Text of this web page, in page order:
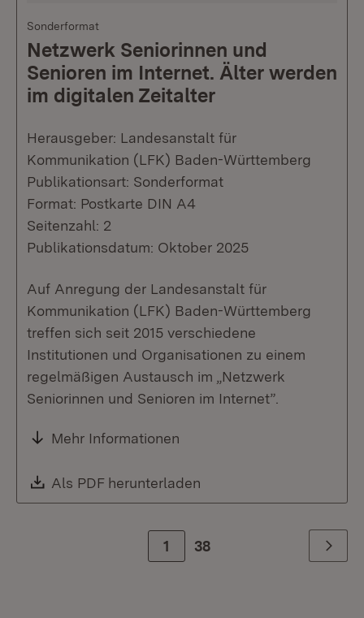
Sonderformat
Netzwerk Seniorinnen und
Senioren im Internet. Älter werden
im digitalen Zeitalter
Herausgeber: Landesanstalt für
Kommunikation (LFK) Baden-Württemberg
Publikationsart: Sonderformat
Format: Postkarte DIN A4
Seitenzahl: 2
Publikationsdatum: Oktober 2025
Auf Anregung der Landesanstalt für
Kommunikation (LFK) Baden-Württemberg
treffen sich seit 2015 verschiedene
Institutionen und Organisationen zu einem
regelmäßigen Austausch im „Netzwerk
Seniorinnen und Senioren im Internet”.
Mehr Informationen
Download:
Als PDF herunterladen
Zur Seite
1 38 Weiter